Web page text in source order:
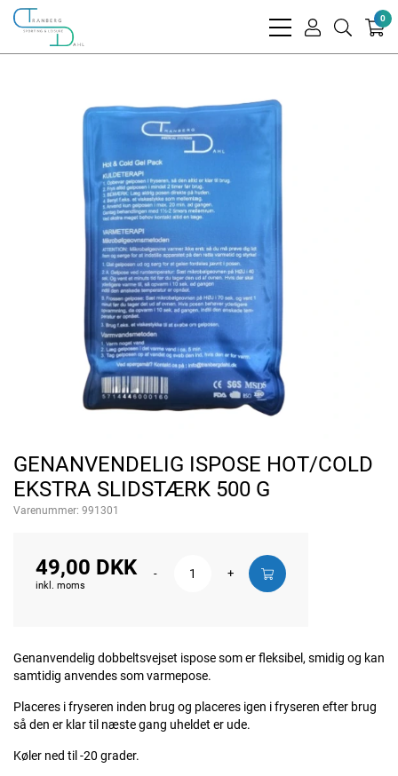
bars
user
search
0
GENANVENDELIG ISPOSE HOT/COLD
EKSTRA SLIDSTÆRK 500 G
Varenummer: 991301
49,00 DKK
inkl. moms
- +
Genanvendelig dobbeltsvejset ispose som er fleksibel, smidig og kan
samtidig anvendes som varmepose.
Placeres i fryseren inden brug og placeres igen i fryseren efter brug
så den er klar til næste gang uheldet er ude.
Køler ned til -20 grader.